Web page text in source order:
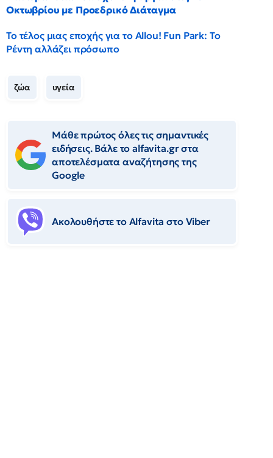
Οκτωβρίου με Προεδρικό Διάταγμα
Το τέλος μιας εποχής για το Allou! Fun Park: Το
Ρέντη αλλάζει πρόσωπο
ζώα υγεία
Μάθε πρώτος όλες τις σημαντικές
ειδήσεις. Βάλε το alfavita.gr στα
αποτελέσματα αναζήτησης της
Google
Ακολουθήστε το Αlfavita στο Viber